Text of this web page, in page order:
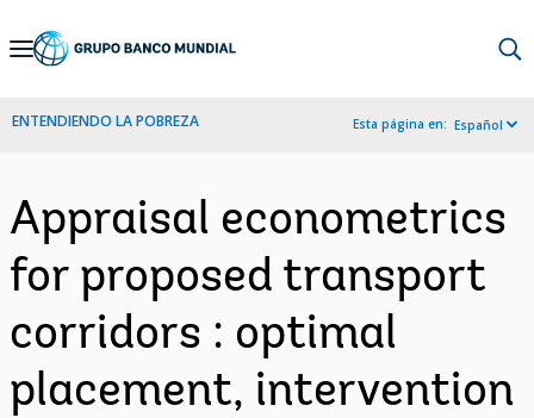
Skip
Navigation
ENTENDIENDO LA POBREZA Esta página en: Español
Appraisal econometrics
for proposed transport
corridors : optimal
placement, intervention